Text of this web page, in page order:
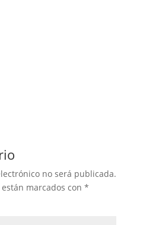
no será publicada.
marcados con *